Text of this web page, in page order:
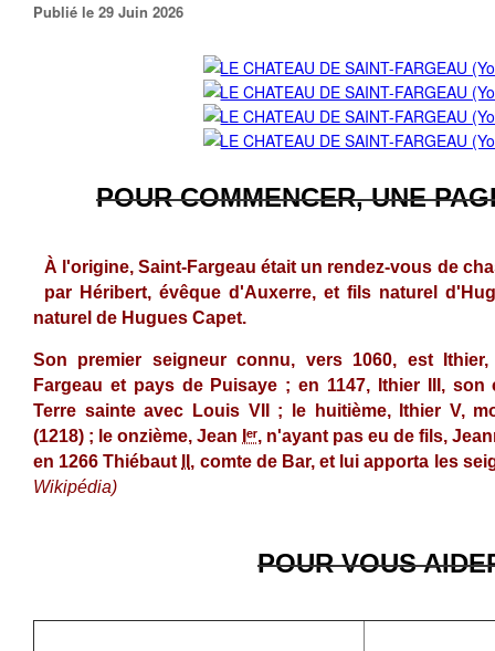
Publié le 29 Juin 2026
POUR COMMENCER, UNE
À l'origine, Saint-Fargeau était un rendez-vous de
par Héribert, évêque d'Auxerre, et fils naturel
naturel de Hugues Capet.
Son premier seigneur connu, vers 1060, est
Fargeau et pays de Puisaye ; en 1147,
Ithier III , son
Terre sainte avec
Louis VII ; le huitième, Ithier V,
(1218) ; le onzième, Jean Iᵉʳ, n'ayant pas eu de fils,
en 1266Thiébaut
, comte de Bar, et lui apporta les
Wikipédia)
POUR VOUS